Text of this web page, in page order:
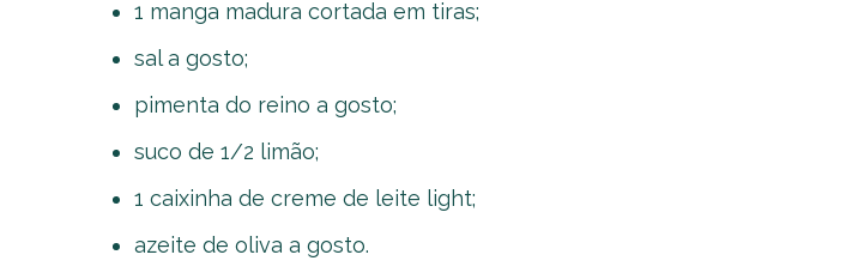
1 manga madura cortada em tiras;
sal a gosto;
pimenta do reino a gosto;
suco de 1/2 limão;
1 caixinha de creme de leite light;
azeite de oliva a gosto.